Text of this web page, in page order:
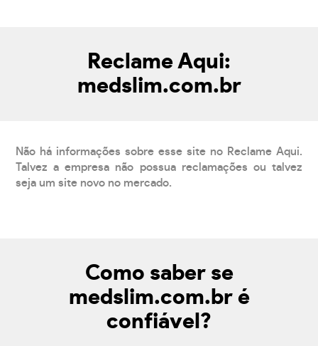
Reclame Aqui:
medslim.com.br
Não há informações sobre esse site no Reclame Aqui.
Talvez a empresa não possua reclamações ou talvez
seja um site novo no mercado.
Como saber se
medslim.com.br é
confiável?